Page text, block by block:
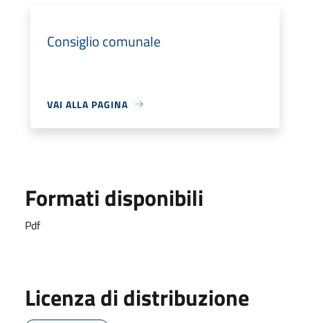
Consiglio comunale
VAI ALLA PAGINA
Formati disponibili
Pdf
Licenza di distribuzione